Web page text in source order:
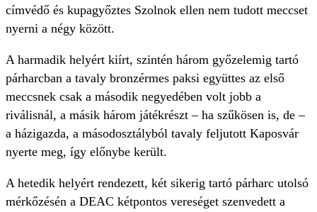
címvédő és kupagyőztes Szolnok ellen nem tudott meccset
nyerni a négy között.
A harmadik helyért kiírt, szintén három győzelemig tartó
párharcban a tavaly bronzérmes paksi együttes az első
meccsnek csak a második negyedében volt jobb a
riválisnál, a másik három játékrészt – ha szűkösen is, de –
a házigazda, a másodosztályból tavaly feljutott Kaposvár
nyerte meg, így előnybe került.
A hetedik helyért rendezett, két sikerig tartó párharc utolsó
mérkőzésén a DEAC kétpontos vereséget szenvedett a